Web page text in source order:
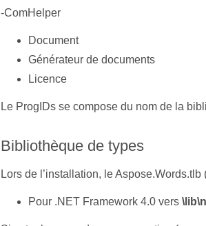
-ComHelper
Document
Générateur de documents
Licence
Le ProgIDs se compose du nom de la
Bibliothèque de types
Lors de l’installation, le
Pour .NET Framework 4.0 vers